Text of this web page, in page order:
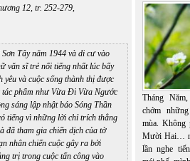
12, tr. 252-279,
Tây năm 1944 và di cư vào
văn sĩ trẻ nổi tiếng nhất lúc bấy
yêu và cuộc sống thành thị được
tác phẩm nhưVừa Đi Vừa Ngước
sáng lập nhật báo Sóng Thần
tiếng vì những lời chỉ trích thẳng
đã tham gia chiến dịch của tờ
nhân chiến cuộc gây ra bởi
trị trong cuộc tấn công vào
Tháng
chớm
mùa. Không
Mười Hai…
lần nghe